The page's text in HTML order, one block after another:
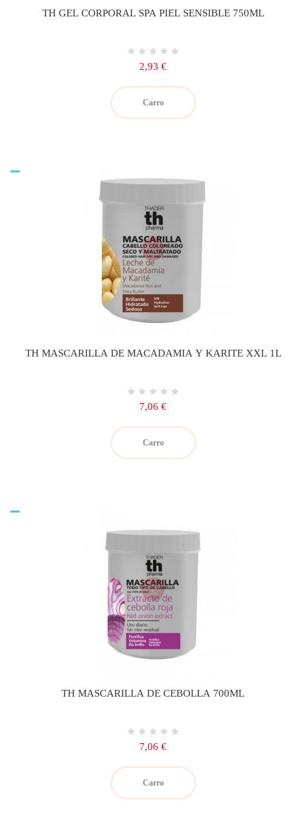
TH GEL CORPORAL SPA PIEL SENSIBLE 750ML
Precio
2,93 €
Carro
TH MASCARILLA DE MACADAMIA Y KARITE XXL 1L
Precio
7,06 €
Carro
TH MASCARILLA DE CEBOLLA 700ML
Precio
7,06 €
Carro